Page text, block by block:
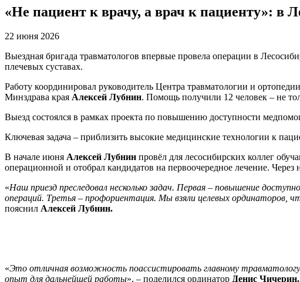
«Не пациент к врачу, а врач к пациенту»: в
22 июня 2026
Выездная бригада травматологов впервые провела операции в
плечевых суставах.
Работу координировал руководитель Центра травматологии и
Минздрава края Алексей Лубнин. Помощь получили 12 человек – не
Выезд состоялся в рамках проекта по повышению доступности
Ключевая задача – приблизить высокие медицинские технологии к
В начале июня Алексей Лубнин провёл для лесосибирских коллег
операционной и отобрал кандидатов на первоочередное лечение.
«Наш приезд преследовал несколько задач. Первая – повышение
операций. Третья – профориентация. Мы взяли целевых ординаторов,
пояснил Алексей Лубнин.
«Это отличная возможность поассистировать главному
опыт для дальнейшей работы», – поделился ординатор Денис Чичерин.